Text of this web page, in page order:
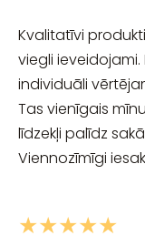
Kvalitatīvi
viegli
individuāli
Tas vienīgais
līdzekļi palīdz
Viennozīmīgi
★★★★★